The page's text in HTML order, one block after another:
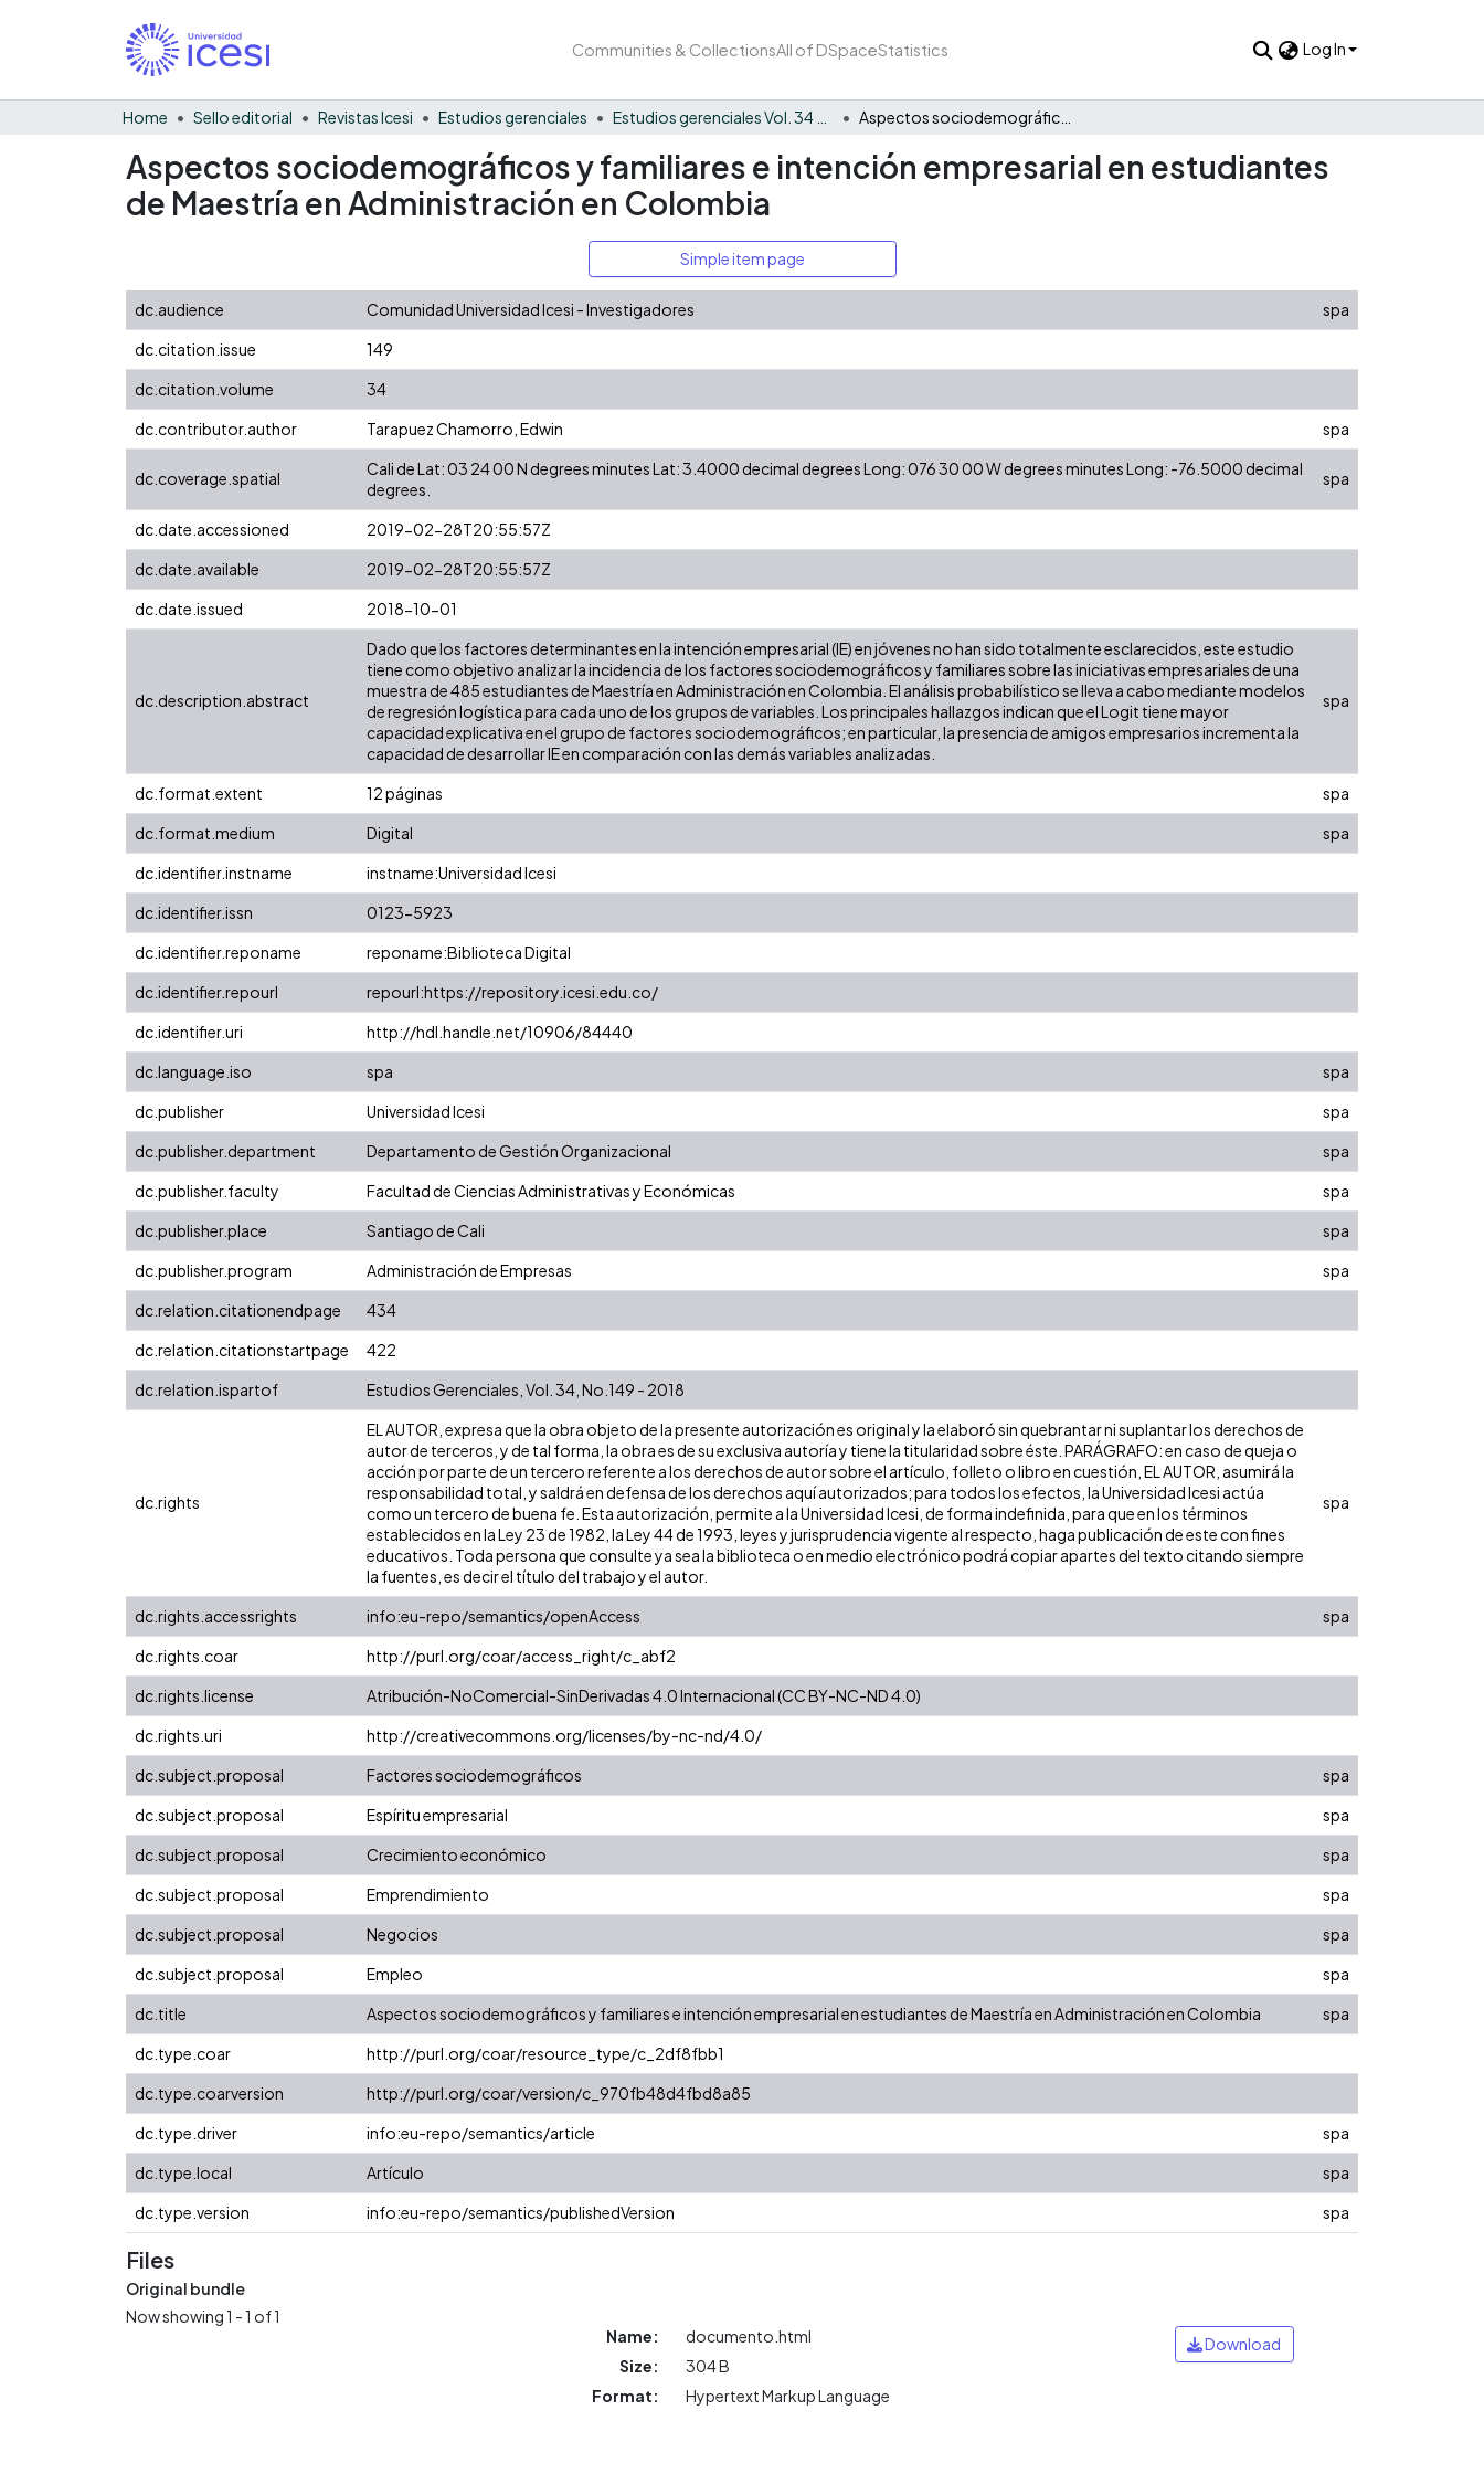
Communities & CollectionsAll of DSpaceStatistics Log In
Home Sello editorial Revistas Icesi Estudios gerenciales
Aspectos sociodemográficos y familiares e intención empresarial en estudiantes
de Maestría en Administración en Colombia
Simple item page
dc.audience Comunidad Universidad Icesi - Investigadores
spa
dc.citation.issue
149
dc.citation.volume
34
dc.contributor.author
Tarapuez Chamorro, Edwin spa
dc.coverage.spatial
Cali de Lat: 03 24 00 N degrees minutes Lat: 3.4000 decimal degrees Long: 076 30 00 W degrees minutes Long: -76.5000 decimal
degrees.
spa
dc.date.accessioned
2019-02-28T20:55:57Z
dc.date.available
2019-02-28T20:55:57Z
dc.date.issued
2018-10-01
dc.description.abstract
Dado que los factores determinantes en la intención empresarial (IE) en jóvenes no han sido totalmente esclarecidos, este estudio
tiene como objetivo analizar la incidencia de los factores sociodemográficos y familiares sobre las iniciativas empresariales de una
muestra de 485 estudiantes de Maestría en Administración en Colombia. El análisis probabilístico se lleva a cabo mediante modelos
de regresión logística para cada uno de los grupos de variables. Los principales hallazgos indican que el Logit tiene mayor
capacidad explicativa en el grupo de factores sociodemográficos; en particular, la presencia de amigos empresarios incrementa la
capacidad de desarrollar IE en comparación con las demás variables analizadas.
spa
dc.format.extent 12 páginas
spa
dc.format.medium
Digital
spa
dc.identifier.instname
instname:Universidad Icesi
dc.identifier.issn
0123-5923
dc.identifier.reponame
reponame:Biblioteca Digital
dc.identifier.repourl
repourl:https://repository.icesi.edu.co/
dc.identifier.uri
http://hdl.handle.net/10906/84440
dc.language.iso
spa
spa
dc.publisher
Universidad Icesi
spa
dc.publisher.department
Departamento de Gestión Organizacional
spa
dc.publisher.faculty
Facultad de Ciencias Administrativas y Económicas
spa
dc.publisher.place
Santiago de Cali
spa
dc.publisher.program
Administración de Empresas
spa
dc.relation.citationendpage
434
dc.relation.citationstartpage
422
dc.relation.ispartof
Estudios Gerenciales, Vol. 34, No.149 - 2018
dc.rights
EL AUTOR, expresa que la obra objeto de la presente autorización es original y la elaboró sin quebrantar ni suplantar los derechos de
autor de terceros, y de tal forma, la obra es de su exclusiva autoría y tiene la titularidad sobre éste. PARÁGRAFO: en caso de queja o
acción por parte de un tercero referente a los derechos de autor sobre el artículo, folleto o libro en cuestión, EL AUTOR, asumirá la
responsabilidad total, y saldrá en defensa de los derechos aquí autorizados; para todos los efectos, la Universidad Icesi actúa
como un tercero de buena fe. Esta autorización, permite a la Universidad Icesi, de forma indefinida, para que en los términos
establecidos en la Ley 23 de 1982, la Ley 44 de 1993, leyes y jurisprudencia vigente al respecto, haga publicación de este con fines
educativos. Toda persona que consulte ya sea la biblioteca o en medio electrónico podrá copiar apartes del texto citando siempre
la fuentes, es decir el título del trabajo y el autor.
spa
dc.rights.accessrights info:eu-repo/semantics/openAccess
spa
dc.rights.coar
http://purl.org/coar/access_right/c_abf2
dc.rights.license
Atribución-NoComercial-SinDerivadas 4.0 Internacional (CC BY-NC-ND 4.0)
dc.rights.uri
http://creativecommons.org/licenses/by-nc-nd/4.0/
dc.subject.proposal
Factores sociodemográficos
spa
dc.subject.proposal
Espíritu empresarial
spa
dc.subject.proposal
Crecimiento económico
spa
dc.subject.proposal
Emprendimiento
spa
dc.subject.proposal
Negocios
spa
dc.subject.proposal
Empleo
spa
dc.title
Aspectos sociodemográficos y familiares e intención empresarial en estudiantes de Maestría en Administración en Colombia
spa
dc.type.coar
http://purl.org/coar/resource_type/c_2df8fbb1
dc.type.coarversion
http://purl.org/coar/version/c_970fb48d4fbd8a85
dc.type.driver
info:eu-repo/semantics/article
spa
dc.type.local
Artículo
spa
dc.type.version
info:eu-repo/semantics/publishedVersion spa
Files
Original bundle
Now showing1 - 1 of 1
Name:
documento.html
Size:
304 B
Format:
Hypertext Markup Language
Download